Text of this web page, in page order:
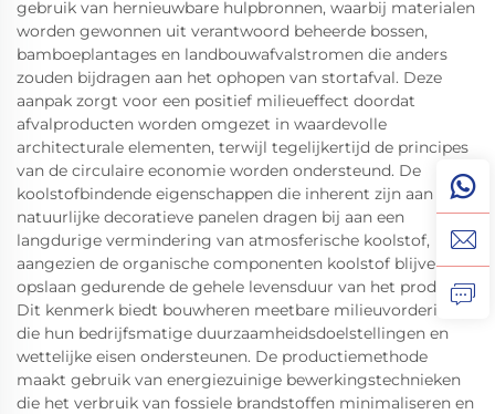
gebruik van hernieuwbare hulpbronnen, waarbij materialen
worden gewonnen uit verantwoord beheerde bossen,
bamboeplantages en landbouwafvalstromen die anders
zouden bijdragen aan het ophopen van stortafval. Deze
aanpak zorgt voor een positief milieueffect doordat
afvalproducten worden omgezet in waardevolle
architecturale elementen, terwijl tegelijkertijd de principes
van de circulaire economie worden ondersteund. De
koolstofbindende eigenschappen die inherent zijn aan
natuurlijke decoratieve panelen dragen bij aan een
langdurige vermindering van atmosferische koolstof,
aangezien de organische componenten koolstof blijven
opslaan gedurende de gehele levensduur van het product.
Dit kenmerk biedt bouwheren meetbare milieuvorderingen
die hun bedrijfsmatige duurzaamheidsdoelstellingen en
wettelijke eisen ondersteunen. De productiemethode
maakt gebruik van energiezuinige bewerkingstechnieken
die het verbruik van fossiele brandstoffen minimaliseren en